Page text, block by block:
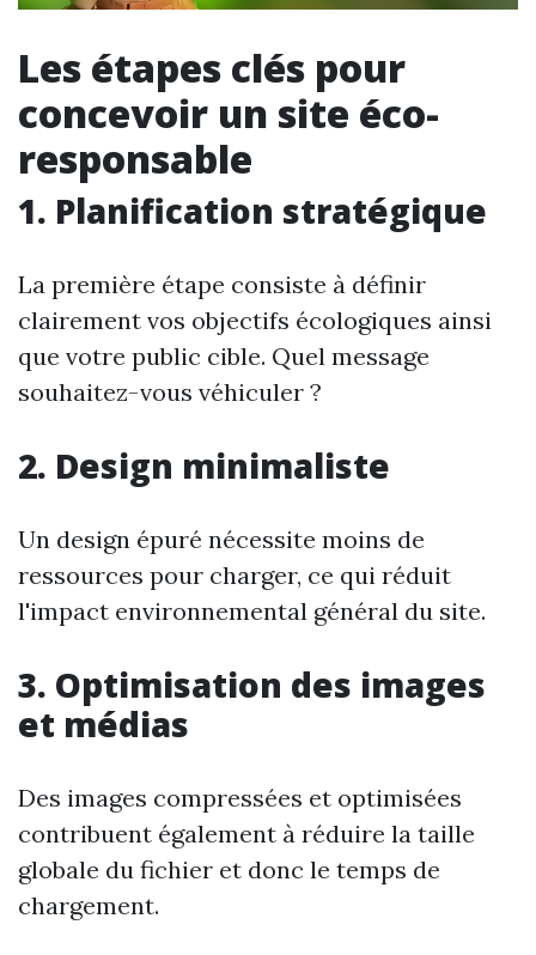
Les étapes clés pour
concevoir un site éco-
responsable
1. Planification stratégique
La première étape consiste à définir
clairement vos objectifs écologiques ainsi
que votre public cible. Quel message
souhaitez-vous véhiculer ?
2. Design minimaliste
Un design épuré nécessite moins de
ressources pour charger, ce qui réduit
l'impact environnemental général du site.
3. Optimisation des images
et médias
Des images compressées et optimisées
contribuent également à réduire la taille
globale du fichier et donc le temps de
chargement.